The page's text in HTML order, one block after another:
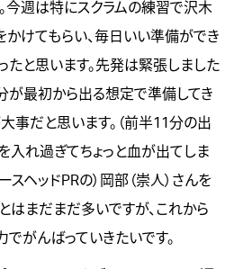
今週は特にスクラムの練習で沢木
かけてもらい、毎日いい準備ができ
たと思います。先発は緊張しました
が最初から出る想定で準備してき
事だと思います。（前半11分の出
入れ過ぎてちょっと血が出てしま
スヘッドPRの）岡部（崇人）さんを
はまだまだ多いですが、これから
がんばっていきたいです。